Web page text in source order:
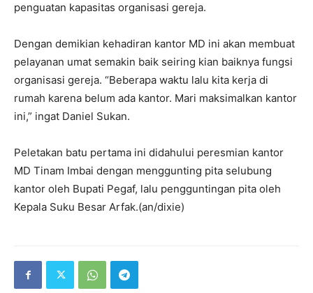
penguatan kapasitas organisasi gereja.
Dengan demikian kehadiran kantor MD ini akan membuat
pelayanan umat semakin baik seiring kian baiknya fungsi
organisasi gereja. “Beberapa waktu lalu kita kerja di
rumah karena belum ada kantor. Mari maksimalkan kantor
ini,” ingat Daniel Sukan.
Peletakan batu pertama ini didahului peresmian kantor
MD Tinam Imbai dengan menggunting pita selubung
kantor oleh Bupati Pegaf, lalu pengguntingan pita oleh
Kepala Suku Besar Arfak.(an/dixie)